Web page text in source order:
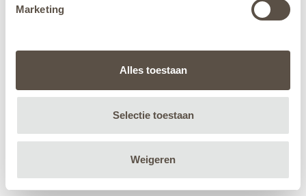
Marketing
Alles toestaan
Selectie toestaan
Weigeren